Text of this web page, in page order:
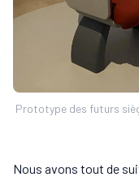
Prototype des futurs
Nous avons tout de